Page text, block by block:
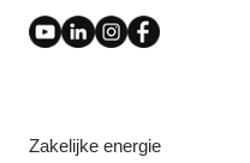
Zakelijke energie